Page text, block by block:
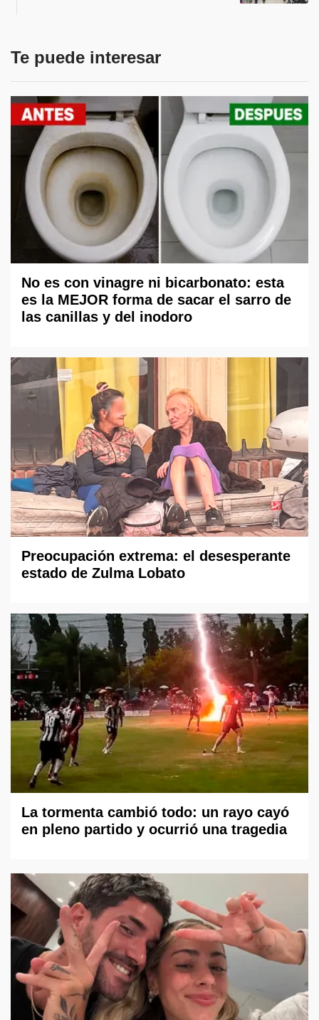
Te puede interesar
No es con vinagre ni bicarbonato: esta
es la MEJOR forma de sacar el sarro de
las canillas y del inodoro
Preocupación extrema: el desesperante
estado de Zulma Lobato
La tormenta cambió todo: un rayo cayó
en pleno partido y ocurrió una tragedia